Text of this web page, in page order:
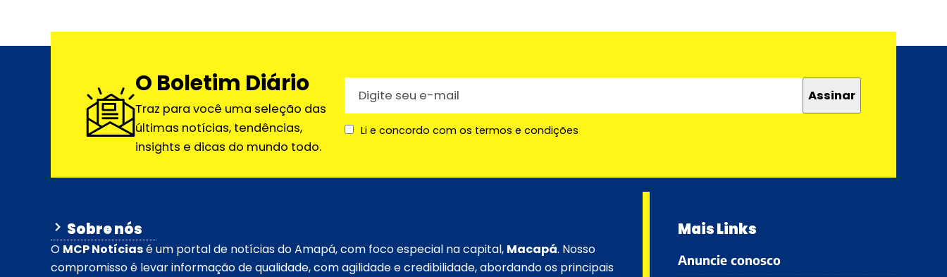
O Boletim Diário
Traz para você uma seleção das
últimas notícias, tendências,
insights e dicas do mundo todo.
Li e concordo com os termos e condições
Sobre nós
O MCP Notíciasé um portal de notícias do Amapá, com foco especial na capital, Macapá. Nosso
compromisso é levar informação de qualidade, com agilidade e credibilidade, abordando os principais
Mais Links
Anuncie conosco